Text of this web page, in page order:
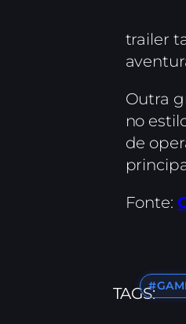
trailer
Outra
no
de
Fonte:
TAGS: